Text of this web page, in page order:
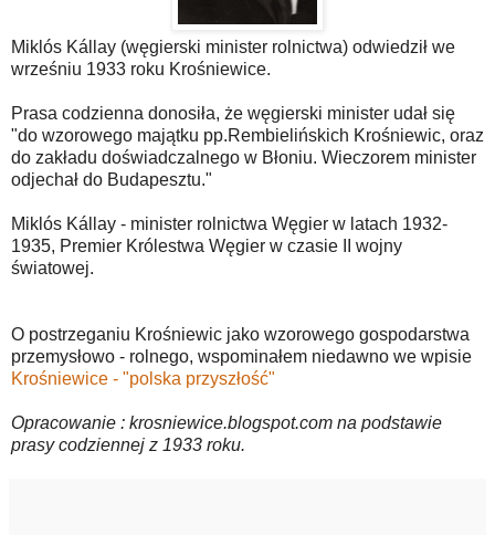
Miklós Kállay (węgierski minister rolnictwa) odwiedził we
wrześniu 1933 roku Krośniewice.
Prasa codzienna donosiła, że węgierski minister udał się
"do wzorowego majątku pp.Rembielińskich Krośniewic, oraz
do zakładu doświadczalnego w Błoniu. Wieczorem minister
odjechał do Budapesztu."
Miklós Kállay - minister rolnictwa Węgier w latach 1932-
1935, Premier Królestwa Węgier w czasie II wojny
światowej.
O postrzeganiu Krośniewic jako wzorowego gospodarstwa
przemysłowo - rolnego, wspominałem niedawno we wpisie
Krośniewice - "polska przyszłość"
Opracowanie : krosniewice.blogspot.com na podstawie
prasy codziennej z 1933 roku.